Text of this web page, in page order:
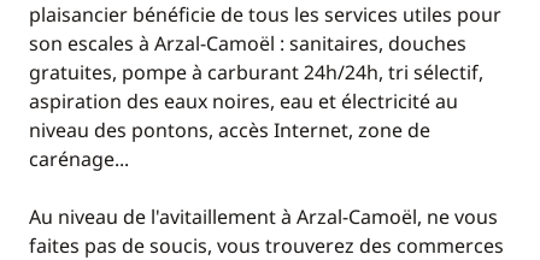
plaisancier bénéficie de tous les services utiles pour
son escales à Arzal-Camoël : sanitaires, douches
gratuites, pompe à carburant 24h/24h, tri sélectif,
aspiration des eaux noires, eau et électricité au
niveau des pontons, accès Internet, zone de
carénage...
Au niveau de l'avitaillement à Arzal-Camoël, ne vous
faites pas de soucis, vous trouverez des commerces